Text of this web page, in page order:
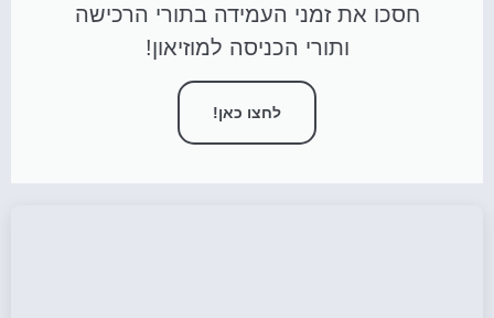
חסכו את זמני העמידה בתורי הרכישה
ותורי הכניסה למוזיאון!
לחצו כאן!